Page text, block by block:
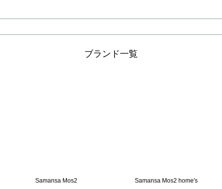
ブランド一覧
Samansa Mos2 Samansa Mos2 home's